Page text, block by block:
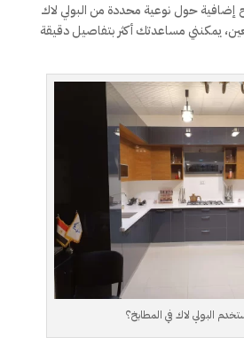
إضافية حول نوعية محددة من البولي لاك
يمكنني مساعدتك أكثر بتفاصيل دقيقة
البولي لاك في المطابخ؟